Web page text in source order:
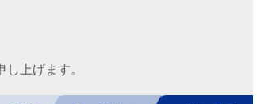
上げます。